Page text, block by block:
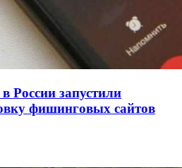
России запустили
фишинговых сайтов